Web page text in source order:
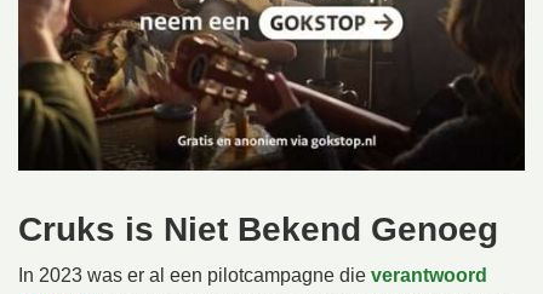
Cruks is Niet Bekend Genoeg
In 2023 was er al een pilotcampagne die verantwoord